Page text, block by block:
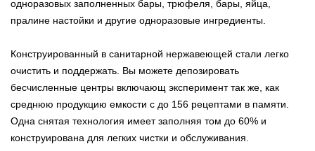
одноразовых заполненных бары, трюфеля, бары, яйца,
пралине настойки и другие одноразовые ингредиенты.
Конструированный в санитарной нержавеющей стали легко
очистить и поддержать. Вы можете депозировать
бесчисленные центры включающ эксперимент так же, как
среднюю продукцию емкости с до 156 рецептами в памяти.
Одна снятая технология имеет заполняя том до 60% и
конструирована для легких чистки и обслуживания.